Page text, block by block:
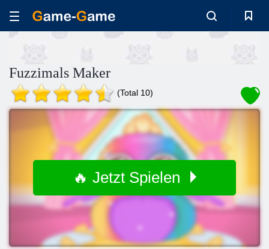
Fuzzimals Maker
(Total 10)
🔥 Jetzt Spielen